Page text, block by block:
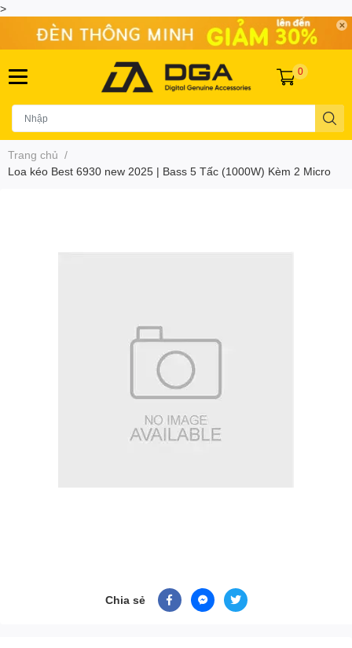
>
0
Trang chủ /
Loa kéo Best 6930 new 2025 | Bass 5 Tấc (1000W) Kèm 2 Micro
Chia sẻ